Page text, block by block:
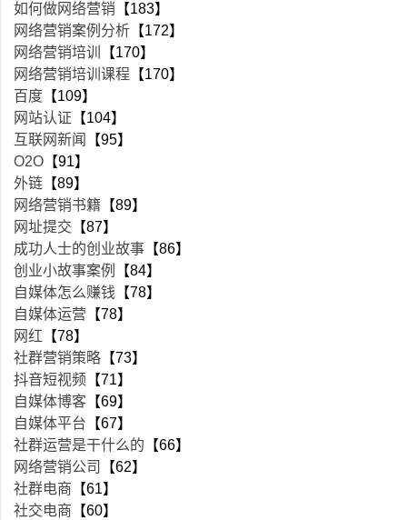
如何做网络营销 【183】
网络营销案例分析 【172】
网络营销培训
【170】
网络营销培训课程 【170】
百度 【109】
网站认证 【104】
互联网新闻
【95】
O2O 【91】
外链 【89】
网络营销书籍 【89】
网址提交 【87】
成功人士的创业故事 【86】
创业小故事案例
【84】
自媒体怎么赚钱 【78】
自媒体运营 【78】
网红 【78】
社群营销策略 【73】
抖音短视频 【71】
自媒体博客 【69】
自媒体平台 【67】
社群运营是干什么的 【66】
网络营销公司
【62】
社群电商 【61】
社交电商 【60】